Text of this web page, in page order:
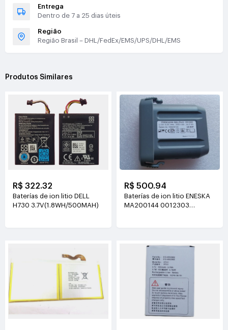
Entrega
Dentro de 7 a 25 dias úteis
Região
Região Brasil – DHL/FedEx/EMS/UPS/DHL/EMS
Produtos Similares
R$ 322.32
Baterías de ion litio DELL
H730 3.7V(1.8WH/500MAH)
R$ 500.94
Baterías de ion litio ENESKA
MA200144 0012303